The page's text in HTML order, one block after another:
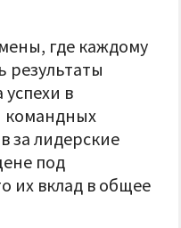
где каждому
результаты
в
командных
за лидерские
под
их вклад в общее